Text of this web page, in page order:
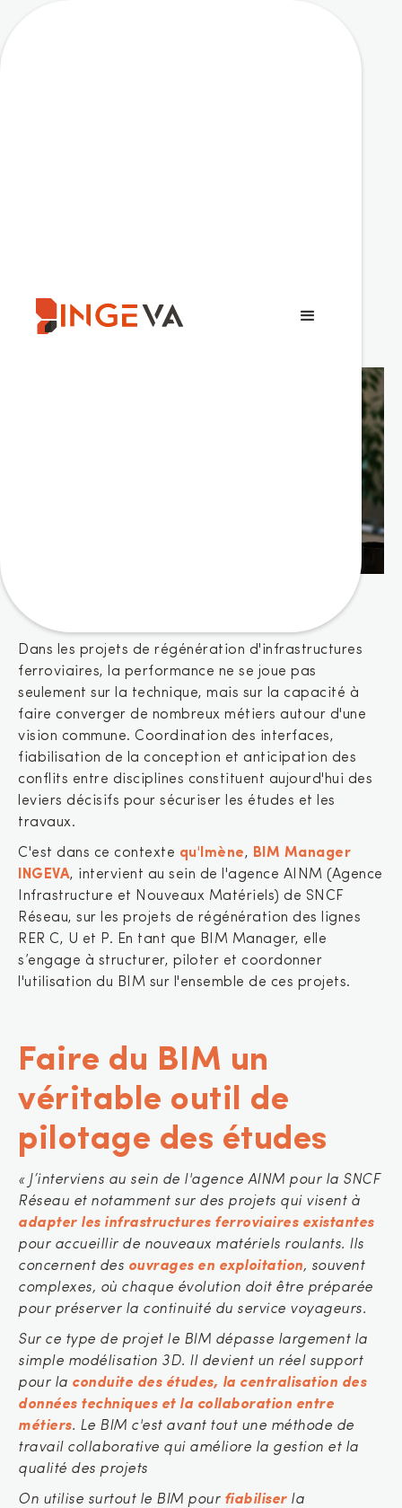
d'INGEVA au service
de la coordination
Dans les projets de régénération d'infrastructures
ferroviaires, la performance ne se joue pas
seulement sur la technique, mais sur la capacité à
faire converger de nombreux métiers autour d'une
vision commune. Coordination des interfaces,
fiabilisation de la conception et anticipation des
conflits entre disciplines constituent aujourd'hui des
leviers décisifs pour sécuriser les études et les
travaux.
C'est dans ce contexte qu'Imène, BIM Manager
INGEVA, intervient au sein de l'agence AINM (Agence
Infrastructure et Nouveaux Matériels) de SNCF
Réseau, sur les projets de régénération des lignes
RER C, U et P. En tant que BIM Manager, elle
s’engage à structurer, piloter et coordonner
l'utilisation du BIM sur l'ensemble de ces projets.
Faire du BIM un
véritable outil de
pilotage des études
« J’interviens au sein de l'agence AINM pour la SNCF
Réseau et notamment sur des projets qui visent à
adapter les infrastructures ferroviaires existantes
pour accueillir de nouveaux matériels roulants. Ils
concernent des ouvrages en exploitation, souvent
complexes, où chaque évolution doit être préparée
pour préserver la continuité du service voyageurs.
Sur ce type de projet le BIM dépasse largement la
simple modélisation 3D. Il devient un réel support
pour la conduite des études, la centralisation des
données techniques et la collaboration entre
métiers. Le BIM c'est avant tout une méthode de
travail collaborative qui améliore la gestion et la
qualité des projets
On utilise surtout le BIM pour fiabiliser la